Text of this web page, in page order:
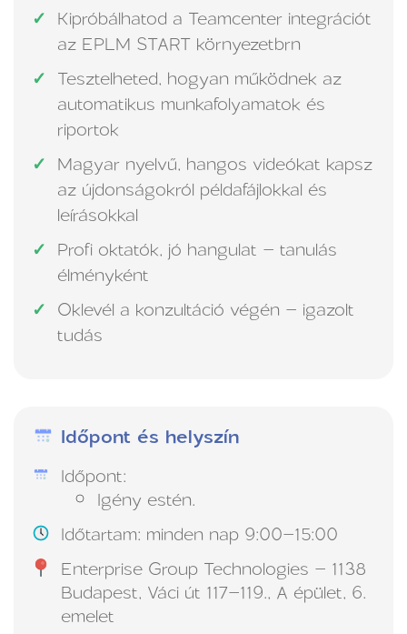
Kipróbálhatod a Teamcenter integrációt
az EPLM START környezetbrn
Tesztelheted, hogyan működnek az
automatikus munkafolyamatok és
riportok
Magyar nyelvű, hangos videókat kapsz
az újdonságokról példafájlokkal és
leírásokkal
Profi oktatók, jó hangulat – tanulás
élményként
Oklevél a konzultáció végén – igazolt
tudás
Időpont és helyszín
Időpont:
Igény estén.
Időtartam: minden nap 9:00–15:00
Enterprise Group Technologies – 1138
Budapest, Váci út 117–119., A épület, 6.
emelet